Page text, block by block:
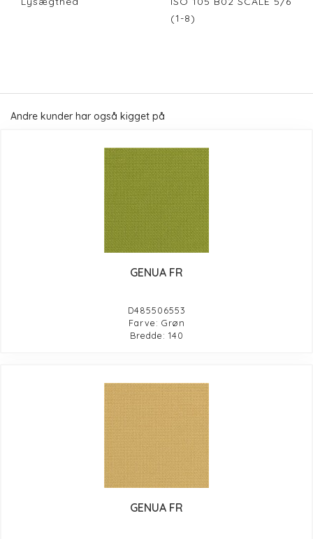
(1-8)
Andre kunder har også kigget på
GENUA FR
D485506553
Farve: Grøn
Bredde: 140
GENUA FR